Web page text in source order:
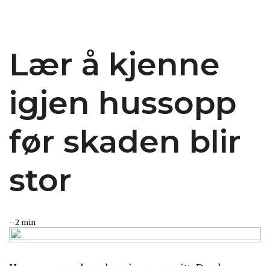
Lær å kjenne
igjen hussopp
før skaden blir
stor
2 min